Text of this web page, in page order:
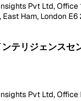
Pvt Ltd, Office
Ham, London E6
テリジェンスセ
Pvt Ltd,